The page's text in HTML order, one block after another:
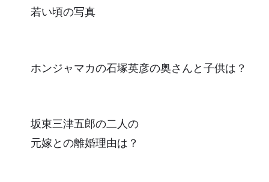
若い頃の写真
ホンジャマカの石塚英彦の奥さんと子供は？
坂東三津五郎の二人の
元嫁との離婚理由は？